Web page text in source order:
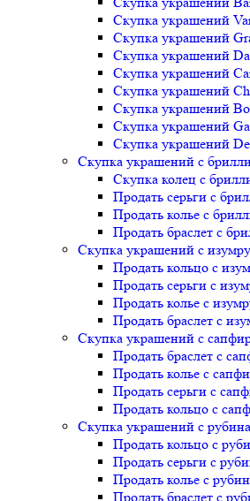
Скупка украшений
Скупка украшений
Скупка украшений
Скупка украшений
Скупка украшений
Скупка украшений
Скупка украшений
Скупка украшений
Скупка украшений с
Скупка колец с
Продать серьги с
Продать колье с
Продать браслет с
Скупка украшений с
Продать кольцо с
Продать серьги с
Продать колье с
Продать браслет с
Скупка украшений с
Продать браслет с
Продать колье с
Продать серьги с
Продать кольцо с
Скупка украшений с
Продать кольцо с
Продать серьги с
Продать колье с
Продать браслет с